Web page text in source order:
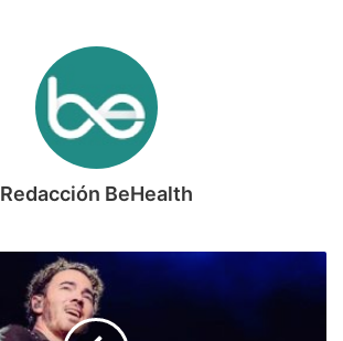
Redacción BeHealth